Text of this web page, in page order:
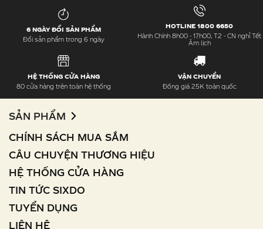
6 NGÀY ĐỔI SẢN PHẨM
Đổi sản phẩm trong 6 ngày
HOTLINE 1800 6650
Hành Chính 8h00 - 17h00, T2 - CN nghỉ Tết
Âm lịch
HỆ THỐNG CỬA HÀNG
80 cửa hàng trên toàn hệ thống
VẬN CHUYỂN
Đồng giá 25K toàn quốc
SẢN PHẨM
CHÍNH SÁCH MUA SẮM
CÂU CHUYỆN THƯƠNG HIỆU
HỆ THỐNG CỬA HÀNG
TIN TỨC SIXDO
TUYỂN DỤNG
LIÊN HỆ